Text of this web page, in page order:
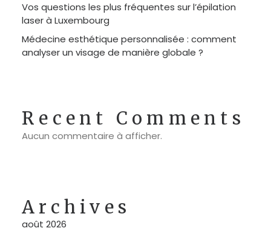
Vos questions les plus fréquentes sur l’épilation
laser à Luxembourg
Médecine esthétique personnalisée : comment
analyser un visage de manière globale ?
Recent Comments
Aucun commentaire à afficher.
Archives
août 2026